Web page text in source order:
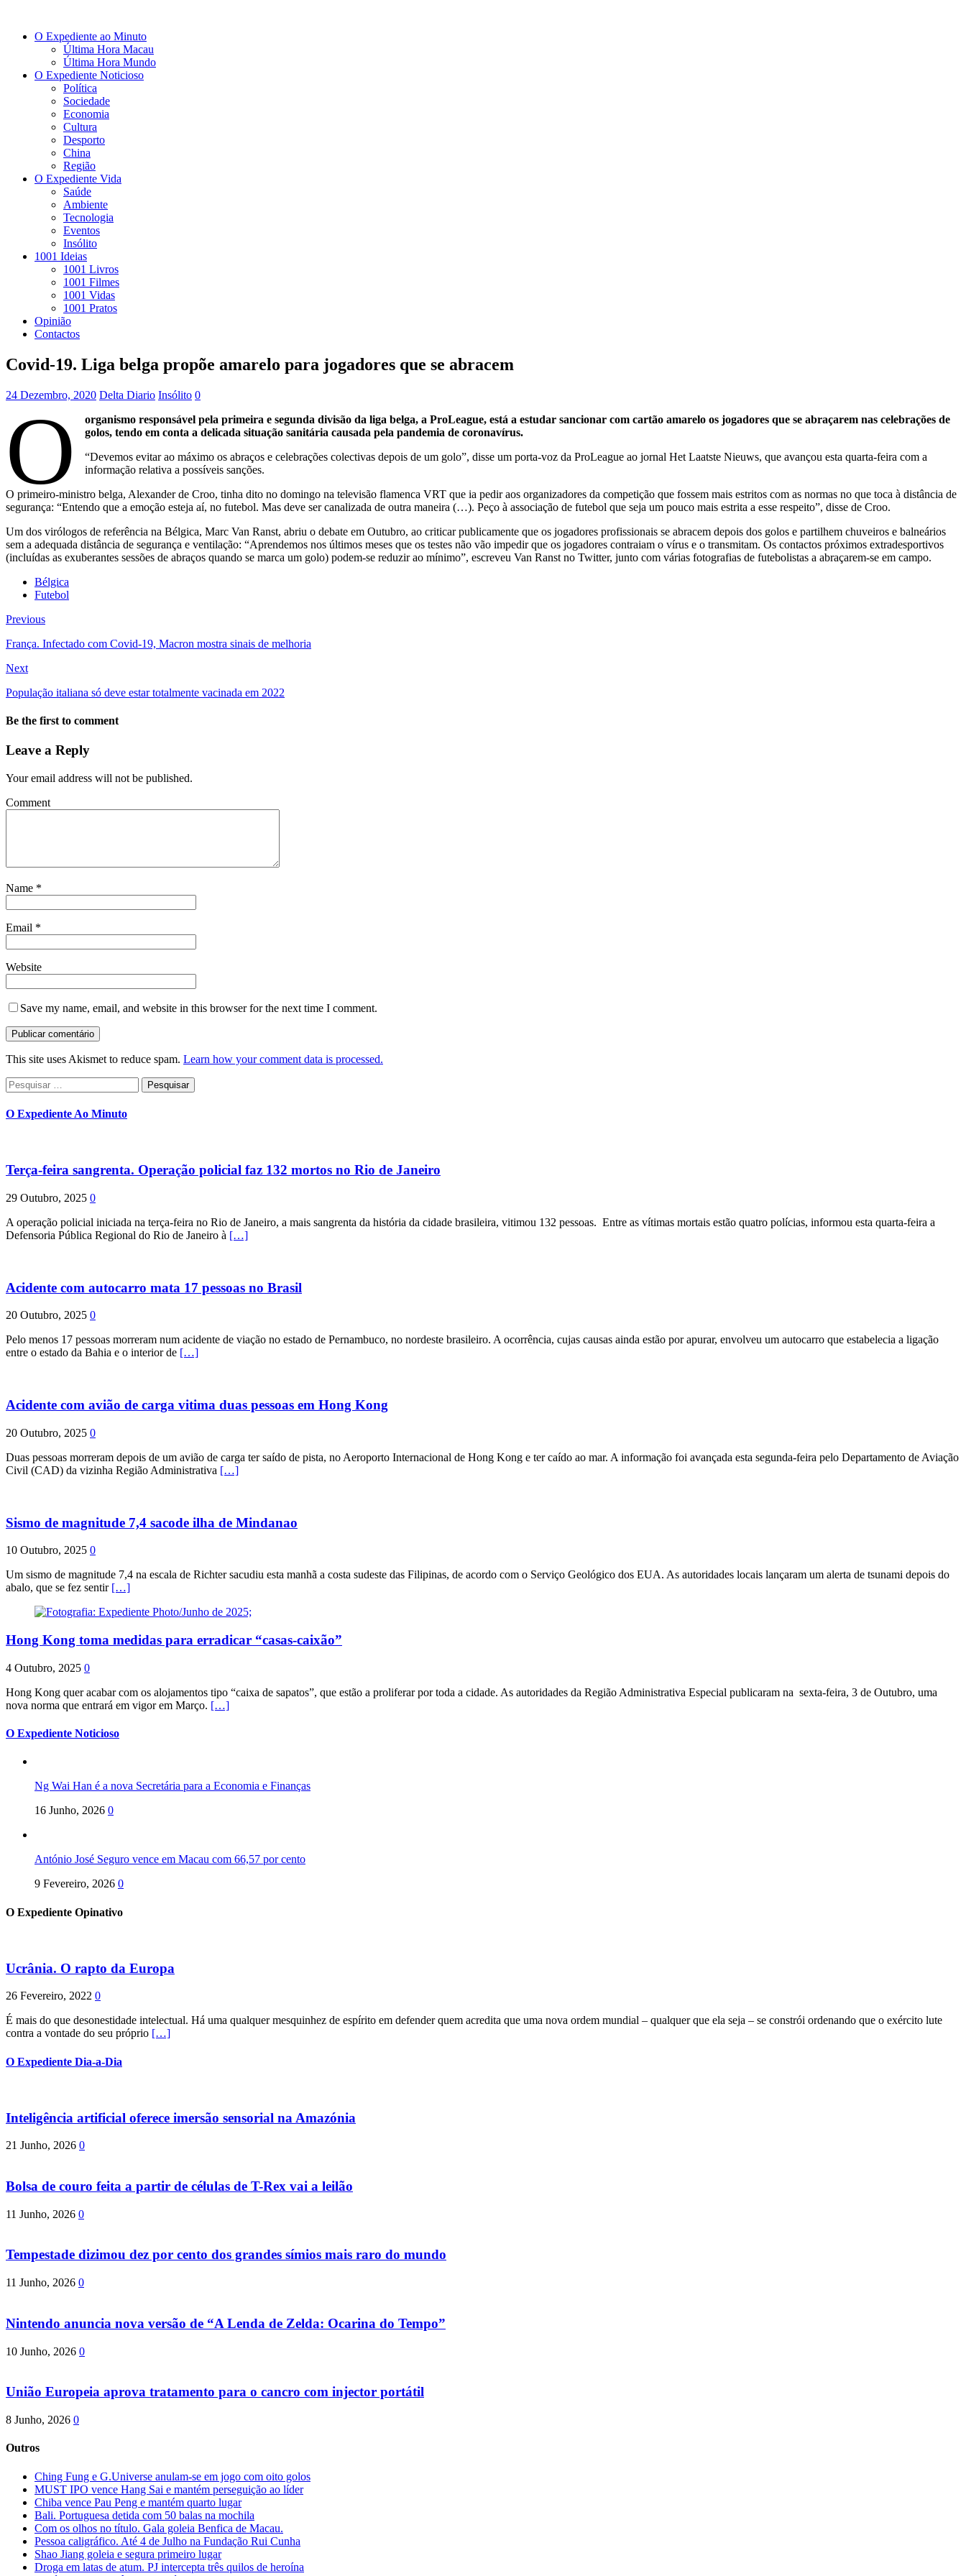
O Expediente ao Minuto
Última Hora Macau
Última Hora Mundo
O Expediente Noticioso
Política
Sociedade
Economia
Cultura
Desporto
China
Região
O Expediente Vida
Saúde
Ambiente
Tecnologia
Eventos
Insólito
1001 Ideias
1001 Livros
1001 Filmes
1001 Vidas
1001 Pratos
Opinião
Contactos
Covid-19. Liga belga propõe amarelo para jogadores que se abracem
24 Dezembro, 2020 Delta Diario Insólito 0
O
organismo responsável pela primeira e segunda divisão da liga belga, a ProLeague, está a estudar sancionar com cartão amarelo os jogadores que se abraçarem nas celebrações de
golos, tendo em conta a delicada situação sanitária causada pela pandemia de coronavírus.
“Devemos evitar ao máximo os abraços e celebrações colectivas depois de um golo”, disse um porta-voz da ProLeague ao jornal Het Laatste Nieuws, que avançou esta quarta-feira com a
informação relativa a possíveis sanções.
O primeiro-ministro belga, Alexander de Croo, tinha dito no domingo na televisão flamenca VRT que ia pedir aos organizadores da competição que fossem mais estritos com as normas no que toca à distância de
segurança: “Entendo que a emoção esteja aí, no futebol. Mas deve ser canalizada de outra maneira (…). Peço à associação de futebol que seja um pouco mais estrita a esse respeito”, disse de Croo.
Um dos virólogos de referência na Bélgica, Marc Van Ranst, abriu o debate em Outubro, ao criticar publicamente que os jogadores profissionais se abracem depois dos golos e partilhem chuveiros e balneários
sem a adequada distância de segurança e ventilação: “Aprendemos nos últimos meses que os testes não vão impedir que os jogadores contraiam o vírus e o transmitam. Os contactos próximos extradesportivos
(incluídas as exuberantes sessões de abraços quando se marca um golo) podem-se reduzir ao mínimo”, escreveu Van Ranst no Twitter, junto com várias fotografias de futebolistas a abraçarem-se em campo.
Bélgica
Futebol
Previous
França. Infectado com Covid-19, Macron mostra sinais de melhoria
Next
População italiana só deve estar totalmente vacinada em 2022
Be the first to comment
Leave a Reply
Your email address will not be published.
Comment
Name *
Email *
Website
Save my name, email, and website in this browser for the next time I comment.
This site uses Akismet to reduce spam. Learn how your comment data is processed.
Pesquisar
por:
O Expediente Ao Minuto
Terça-feira sangrenta. Operação policial faz 132 mortos no Rio de Janeiro
29 Outubro, 2025 0
A operação policial iniciada na terça-feira no Rio de Janeiro, a mais sangrenta da história da cidade brasileira, vitimou 132 pessoas. Entre as vítimas mortais estão quatro polícias, informou esta quarta-feira a
Defensoria Pública Regional do Rio de Janeiro à […]
Acidente com autocarro mata 17 pessoas no Brasil
20 Outubro, 2025 0
Pelo menos 17 pessoas morreram num acidente de viação no estado de Pernambuco, no nordeste brasileiro. A ocorrência, cujas causas ainda estão por apurar, envolveu um autocarro que estabelecia a ligação
entre o estado da Bahia e o interior de […]
Acidente com avião de carga vitima duas pessoas em Hong Kong
20 Outubro, 2025 0
Duas pessoas morreram depois de um avião de carga ter saído de pista, no Aeroporto Internacional de Hong Kong e ter caído ao mar. A informação foi avançada esta segunda-feira pelo Departamento de Aviação
Civil (CAD) da vizinha Região Administrativa […]
Sismo de magnitude 7,4 sacode ilha de Mindanao
10 Outubro, 2025 0
Um sismo de magnitude 7,4 na escala de Richter sacudiu esta manhã a costa sudeste das Filipinas, de acordo com o Serviço Geológico dos EUA. As autoridades locais lançaram um alerta de tsunami depois do
abalo, que se fez sentir […]
Hong Kong toma medidas para erradicar “casas-caixão”
4 Outubro, 2025 0
Hong Kong quer acabar com os alojamentos tipo “caixa de sapatos”, que estão a proliferar por toda a cidade. As autoridades da Região Administrativa Especial publicaram na sexta-feira, 3 de Outubro, uma
nova norma que entrará em vigor em Março. […]
O Expediente Noticioso
Ng Wai Han é a nova Secretária para a Economia e Finanças
16 Junho, 2026 0
António José Seguro vence em Macau com 66,57 por cento
9 Fevereiro, 2026 0
O Expediente Opinativo
Ucrânia. O rapto da Europa
26 Fevereiro, 2022 0
É mais do que desonestidade intelectual. Há uma qualquer mesquinhez de espírito em defender quem acredita que uma nova ordem mundial – qualquer que ela seja – se constrói ordenando que o exército lute
contra a vontade do seu próprio […]
O Expediente Dia-a-Dia
Inteligência artificial oferece imersão sensorial na Amazónia
21 Junho, 2026 0
Bolsa de couro feita a partir de células de T-Rex vai a leilão
11 Junho, 2026 0
Tempestade dizimou dez por cento dos grandes símios mais raro do mundo
11 Junho, 2026 0
Nintendo anuncia nova versão de “A Lenda de Zelda: Ocarina do Tempo”
10 Junho, 2026 0
União Europeia aprova tratamento para o cancro com injector portátil
8 Junho, 2026 0
Outros
Ching Fung e G.Universe anulam-se em jogo com oito golos
MUST IPO vence Hang Sai e mantém perseguição ao líder
Chiba vence Pau Peng e mantém quarto lugar
Bali. Portuguesa detida com 50 balas na mochila
Com os olhos no título. Gala goleia Benfica de Macau.
Pessoa caligráfico. Até 4 de Julho na Fundação Rui Cunha
Shao Jiang goleia e segura primeiro lugar
Droga em latas de atum. PJ intercepta três quilos de heroína